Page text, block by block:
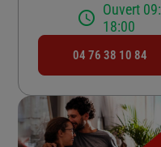
Ouvert
18:00
04 76 38 10 84